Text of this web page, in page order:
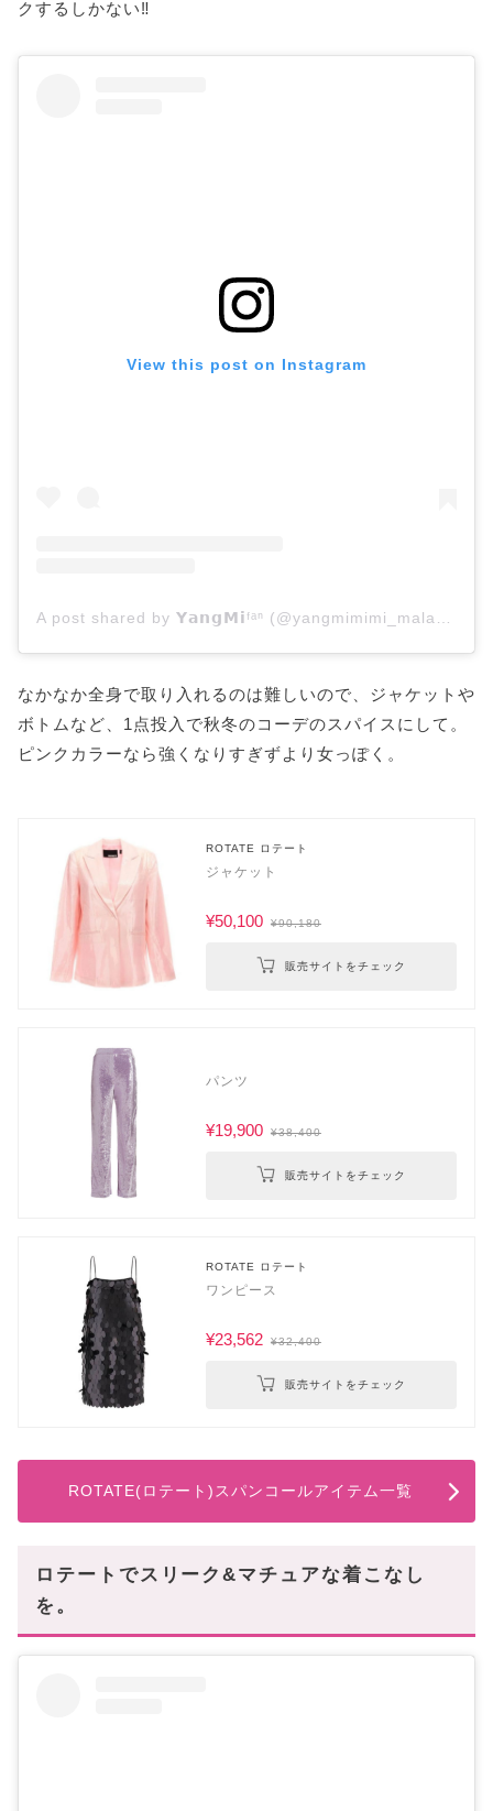
クするしかない‼
View this post on Instagram
なかなか全身で取り入れるのは難しいので、ジャケットや
ボトムなど、1点投入で秋冬のコーデのスパイスにして。
ピンクカラーなら強くなりすぎずより女っぽく。
ROTATE ロテート
ジャケット
¥50,100 ¥90,180
販売サイトをチェック
パンツ
¥19,900 ¥38,400
販売サイトをチェック
ROTATE ロテート
ワンピース
¥23,562 ¥32,400
販売サイトをチェック
ROTATE(ロテート)スパンコールアイテム一覧
ロテートでスリーク&マチュアな着こなし
を。